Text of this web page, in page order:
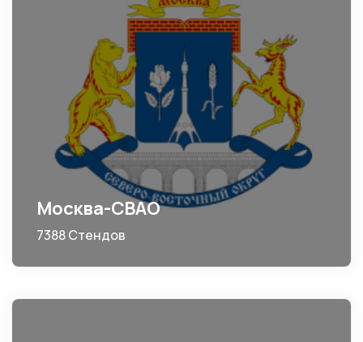
Москва-СВАО
7388 Стендов